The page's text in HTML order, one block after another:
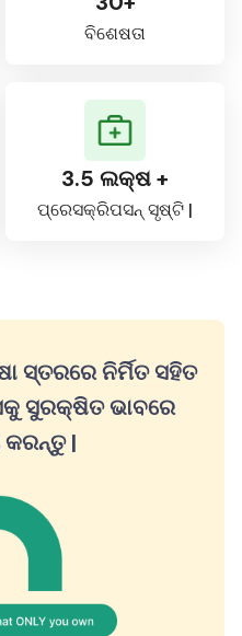
ବିଶେଷତା
3.5 ଲକ୍ଷ +
ପ୍ରେସକ୍ରିପସନ୍ ସୃଷ୍ଟି |
ସ୍ତରରେ ନିର୍ମିତ ସହିତ
ସୁରକ୍ଷିତ ଭାବରେ
କରନ୍ତୁ |